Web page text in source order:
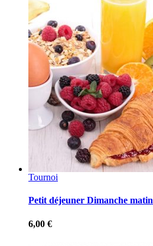
Tournoi
Petit déjeuner Dimanche matin
6,00 €